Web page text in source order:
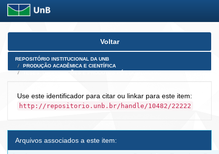
Skip
Voltar
REPOSITÓRIO INSTITUCIONAL DA UNB
PRODUÇÃO ACADÊMICA E CIENTÍFICA
Use este identificador para citar ou linkar para este item:
http://repositorio.unb.br/handle/10482/22222
Arquivos associados a este item: